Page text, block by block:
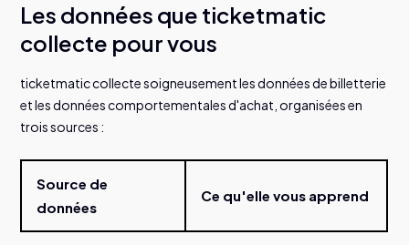
Les données que ticketmatic
collecte pour vous
ticketmatic collecte soigneusement les données de billetterie
et les données comportementales d'achat, organisées en
trois sources :
Source de
données
Ce qu'elle vous apprend